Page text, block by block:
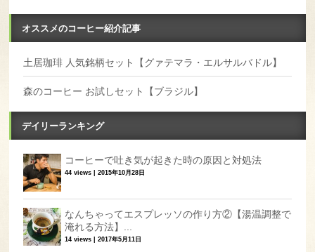
オススメのコーヒー紹介記事
土居珈琲 人気銘柄セット【グァテマラ・エルサルバドル】
森のコーヒー お試しセット【ブラジル】
デイリーランキング
コーヒーで吐き気が起きた時の原因と対処法
44 views |2015年10月28日
なんちゃってエスプレッソの作り方②【湯温調整で
淹れる方法】...
14 views |2017年5月11日